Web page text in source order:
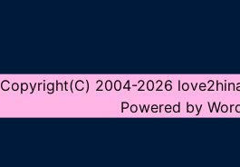
Copyright(C) 2004-2026
Powered by